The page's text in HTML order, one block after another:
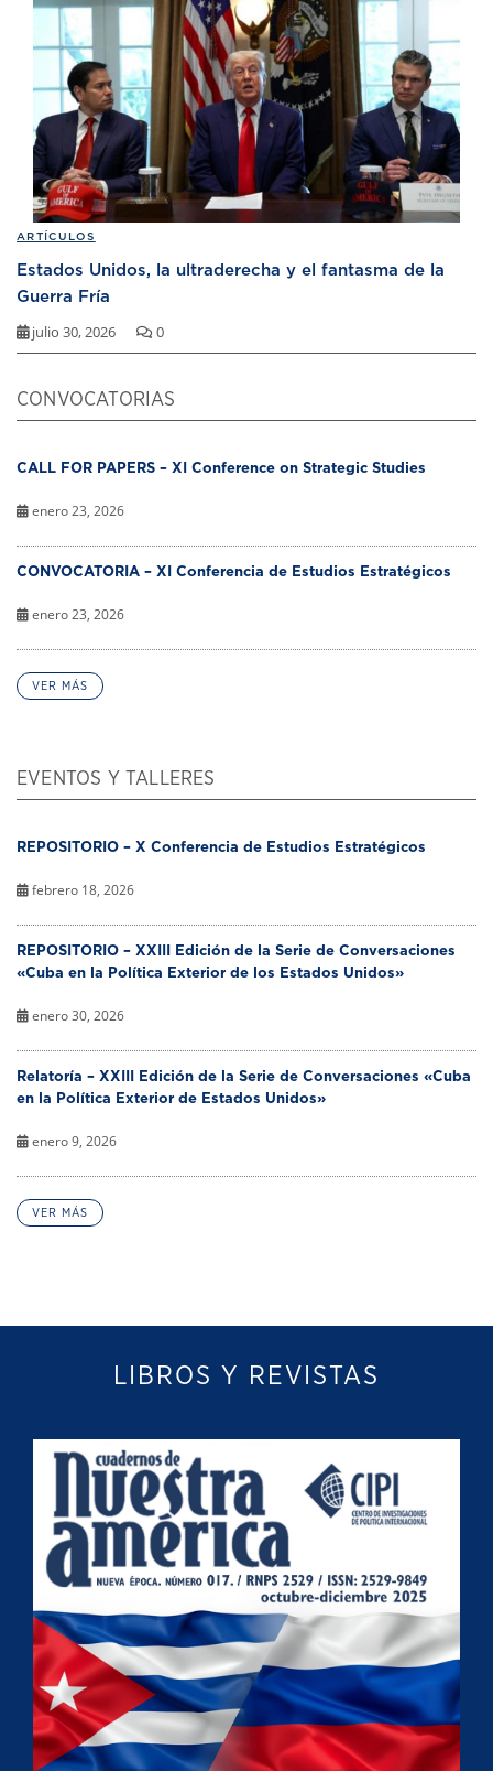
ARTÍCULOS
Estados Unidos, la ultraderecha y el fantasma de la
Guerra Fría
julio 30, 2026 0
CONVOCATORIAS
CALL FOR PAPERS – XI Conference on Strategic Studies
enero 23, 2026
CONVOCATORIA – XI Conferencia de Estudios Estratégicos
enero 23, 2026
VER MÁS
EVENTOS Y TALLERES
REPOSITORIO – X Conferencia de Estudios Estratégicos
febrero 18, 2026
REPOSITORIO – XXIII Edición de la Serie de Conversaciones
«Cuba en la Política Exterior de los Estados Unidos»
enero 30, 2026
Relatoría – XXIII Edición de la Serie de Conversaciones «Cuba
en la Política Exterior de Estados Unidos»
enero 9, 2026
VER MÁS
LIBROS Y REVISTAS